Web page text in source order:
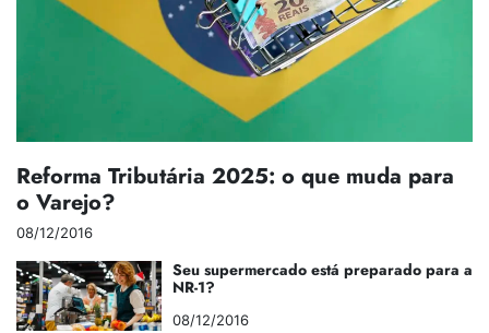
Reforma Tributária 2025: o que muda para
o Varejo?
08/12/2016
Seu supermercado está preparado para a
NR-1?
08/12/2016